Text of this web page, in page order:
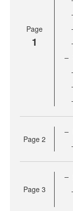
Page
1
Page 2
Page 3